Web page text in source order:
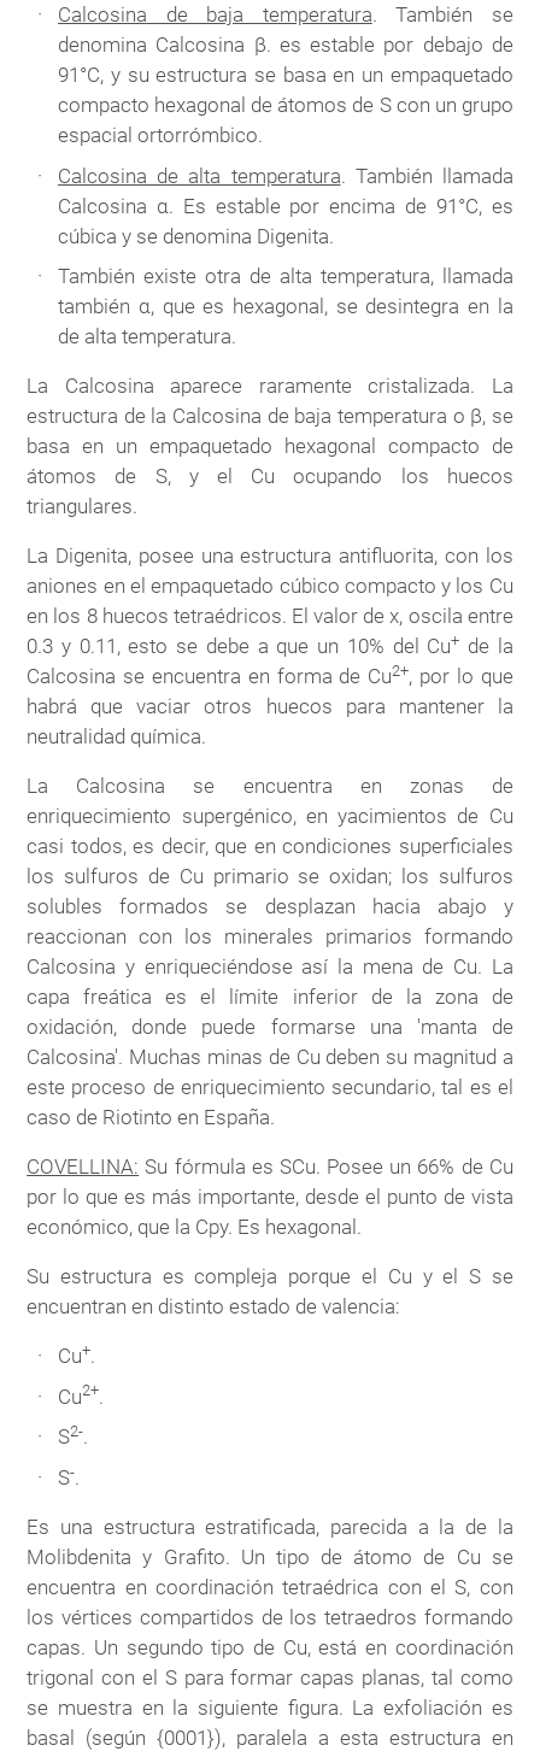
Calcosina de baja temperatura. También se
denomina Calcosina β. es estable por debajo de
91°C, y su estructura se basa en un empaquetado
compacto hexagonal de átomos de S con un grupo
espacial ortorrómbico.
Calcosina de alta temperatura. También llamada
Calcosina α. Es estable por encima de 91°C, es
cúbica y se denomina Digenita.
También existe otra de alta temperatura, llamada
también α, que es hexagonal, se desintegra en la
de alta temperatura.
La Calcosina aparece raramente cristalizada. La
estructura de la Calcosina de baja temperatura o β, se
basa en un empaquetado hexagonal compacto de
átomos de S, y el Cu ocupando los huecos
triangulares.
La Digenita, posee una estructura antifluorita, con los
aniones en el empaquetado cúbico compacto y los Cu
en los 8 huecos tetraédricos. El valor de x, oscila entre
0.3 y 0.11, esto se debe a que un 10% del Cu+ de la
Calcosina se encuentra en forma de Cu2+, por lo que
habrá que vaciar otros huecos para mantener la
neutralidad química.
La Calcosina se encuentra en zonas de
enriquecimiento supergénico, en yacimientos de Cu
casi todos, es decir, que en condiciones superficiales
los sulfuros de Cu primario se oxidan; los sulfuros
solubles formados se desplazan hacia abajo y
reaccionan con los minerales primarios formando
Calcosina y enriqueciéndose así la mena de Cu. La
capa freática es el límite inferior de la zona de
oxidación, donde puede formarse una 'manta de
Calcosina'. Muchas minas de Cu deben su magnitud a
este proceso de enriquecimiento secundario, tal es el
caso de Riotinto en España.
COVELLINA: Su fórmula es SCu. Posee un 66% de Cu
por lo que es más importante, desde el punto de vista
económico, que la Cpy. Es hexagonal.
Su estructura es compleja porque el Cu y el S se
encuentran en distinto estado de valencia:
Cu+.
Cu2+.
S2-.
S-.
Es una estructura estratificada, parecida a la de la
Molibdenita y Grafito. Un tipo de átomo de Cu se
encuentra en coordinación tetraédrica con el S, con
los vértices compartidos de los tetraedros formando
capas. Un segundo tipo de Cu, está en coordinación
trigonal con el S para formar capas planas, tal como
se muestra en la siguiente figura. La exfoliación es
basal (según {0001}), paralela a esta estructura en